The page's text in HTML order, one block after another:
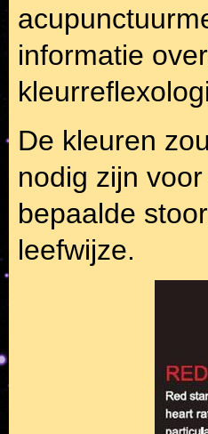
informatie
De kleuren
nodig zijn
bepaalde
leefwijze.